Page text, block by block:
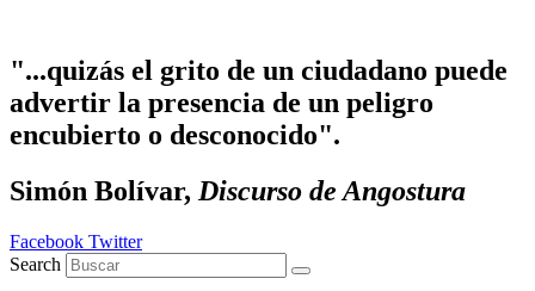
"...quizás el grito de un ciudadano puede
advertir la presencia de un peligro
encubierto o desconocido".
Simón Bolívar, Discurso de Angostura
Facebook Twitter
Search